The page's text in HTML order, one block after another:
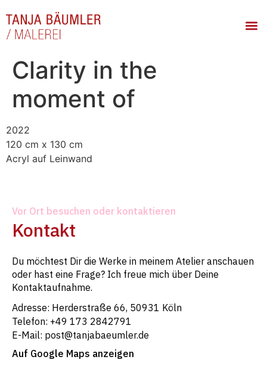
Clarity in the
moment of
2022
120 cm x 130 cm
Acryl auf Leinwand
Vor Ort besuchen oder kontaktieren
Kontakt
Du möchtest Dir die Werke in meinem Atelier anschauen
oder hast eine Frage? Ich freue mich über Deine
Kontaktaufnahme.
Adresse: Herderstraße 66, 50931 Köln
Telefon: +49 173 2842791
E-Mail: post@tanjabaeumler.de
Auf Google Maps anzeigen